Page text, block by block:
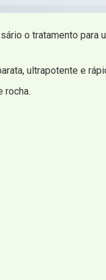
o tratamento para
ultrapotente e
rocha.